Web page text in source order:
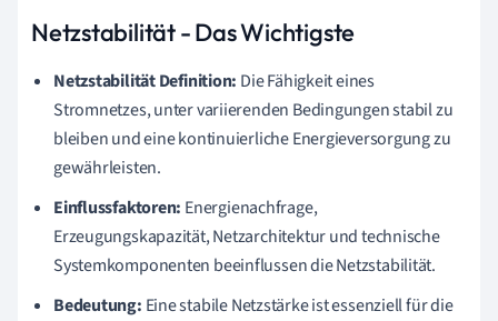
Netzstabilität - Das Wichtigste
Netzstabilität Definition: Die Fähigkeit eines
Stromnetzes, unter variierenden Bedingungen stabil zu
bleiben und eine kontinuierliche Energieversorgung zu
gewährleisten.
Einflussfaktoren: Energienachfrage,
Erzeugungskapazität, Netzarchitektur und technische
Systemkomponenten beeinflussen die Netzstabilität.
Bedeutung: Eine stabile Netzstärke ist essenziell für die